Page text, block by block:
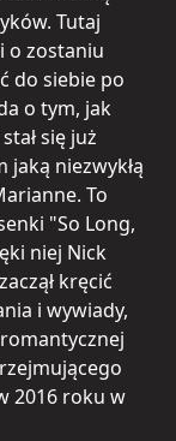
Tutaj
o zostaniu
do siebie po
o tym, jak
się już
jaką niezwykłą
To
"So Long,
niej Nick
kręcić
i wywiady,
2016 roku w